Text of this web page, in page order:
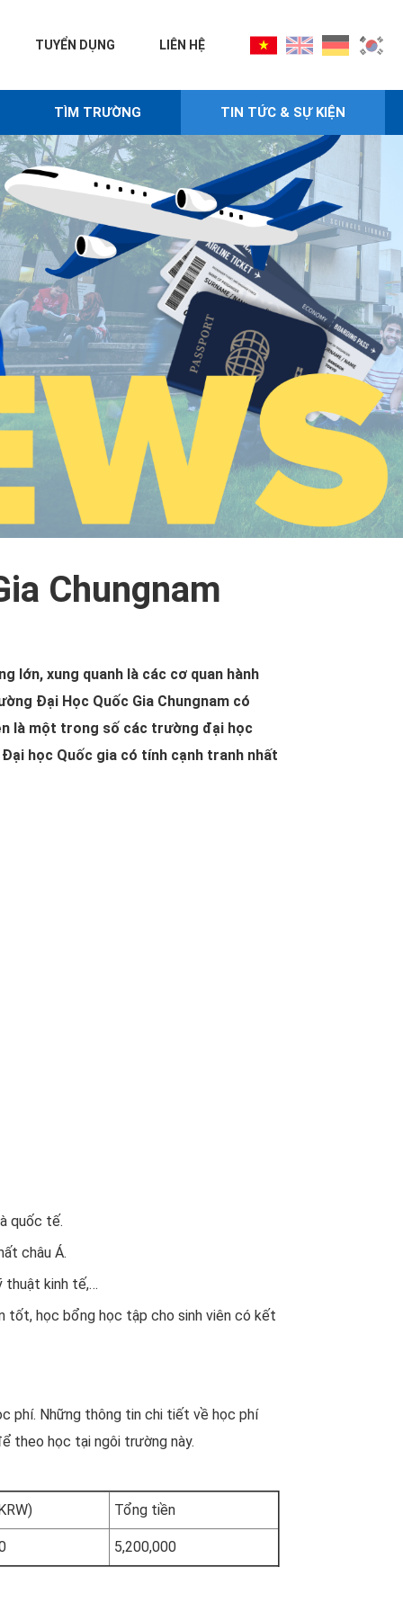
TUYỂN DỤNG LIÊN HỆ
TÌM TRƯỜNG TIN TỨC & SỰ KIỆN
Chungnam
lớn, xung quanh là các cơ quan hành
Đại Học Quốc Gia Chungnam có
là một trong số các trường đại học
học Quốc gia có tính cạnh tranh nhất
quốc tế.
châu Á.
thuật kinh tế,…
tốt, học bổng học tập cho sinh viên có kết
phí. Những thông tin chi tiết về học phí
theo học tại ngôi trường này.
Tổng tiền
5,200,000